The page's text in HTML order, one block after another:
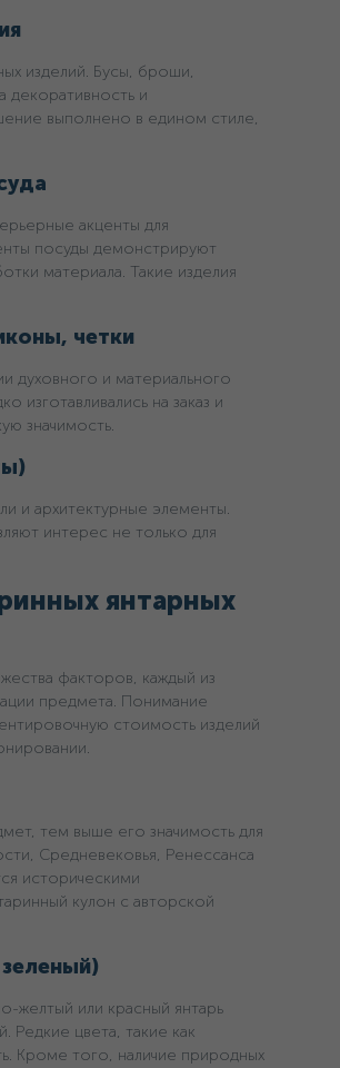
изделий. Бусы, броши,
декоративность и
выполнено в едином стиле,
акценты для
посуды демонстрируют
материала. Такие изделия
четки
духовного и материального
изготавливались на заказ и
значимость.
и архитектурные элементы.
интерес не только для
янтарных
факторов, каждый из
предмета. Понимание
стоимость изделий
тем выше его значимость для
Средневековья, Ренессанса
историческими
кулон с авторской
желтый или красный янтарь
цвета, такие как
Кроме того, наличие природных